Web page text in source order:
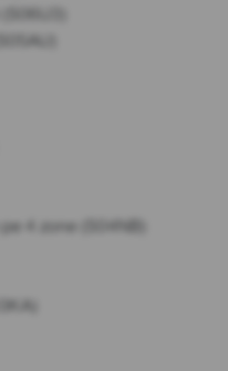
4 zone (S04NB)